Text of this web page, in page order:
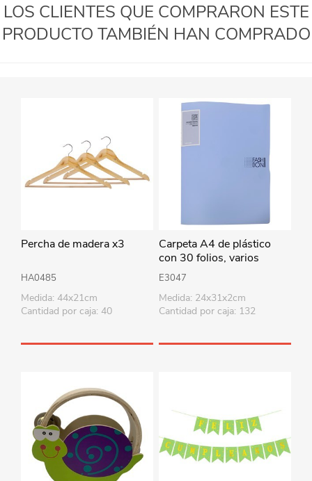
LOS CLIENTES QUE COMPRARON ESTE
PRODUCTO TAMBIÉN HAN COMPRADO
Percha de madera x3
HA0485
Medida: 44x21cm
Cantidad por caja: 40
Carpeta A4 de plástico
con 30 folios, varios
colores
E3047
Medida: 24x31x2cm
Cantidad por caja: 132